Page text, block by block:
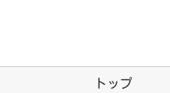
トップ